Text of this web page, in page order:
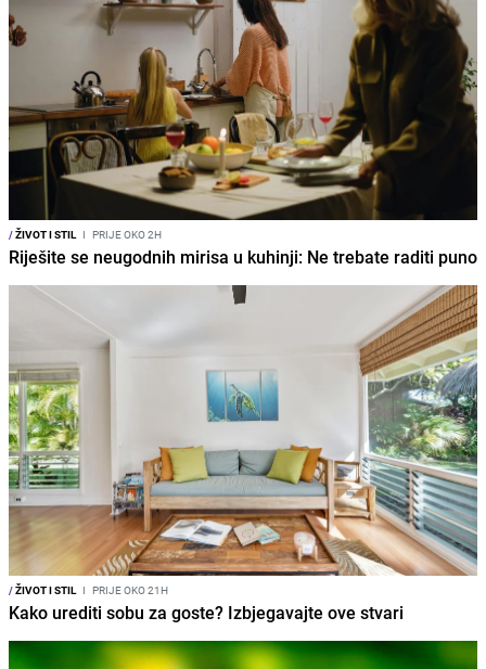
/ŽIVOT I STIL I PRIJE OKO 2H
Riješite se neugodnih mirisa u kuhinji: Ne trebate raditi puno
/ŽIVOT I STIL I PRIJE OKO 21H
Kako urediti sobu za goste? Izbjegavajte ove stvari